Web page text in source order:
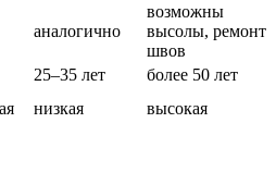
аналогично
возможны
высолы, ремонт
швов
25–35 лет
более 50 лет
низкая высокая